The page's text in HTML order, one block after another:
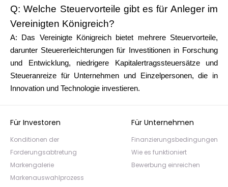
Q: Welche Steuervorteile gibt es für Anleger im
Vereinigten Königreich?
A: Das Vereinigte Königreich bietet mehrere Steuervorteile,
darunter Steuererleichterungen für Investitionen in Forschung
und Entwicklung, niedrigere Kapitalertragssteuersätze und
Steueranreize für Unternehmen und Einzelpersonen, die in
Innovation und Technologie investieren.
Für Investoren
Konditionen der
Forderungsabtretung
Markengalerie
Markenauswahlprozess
Für Unternehmen
Finanzierungsbedingungen
Wie es funktioniert
Bewerbung einreichen